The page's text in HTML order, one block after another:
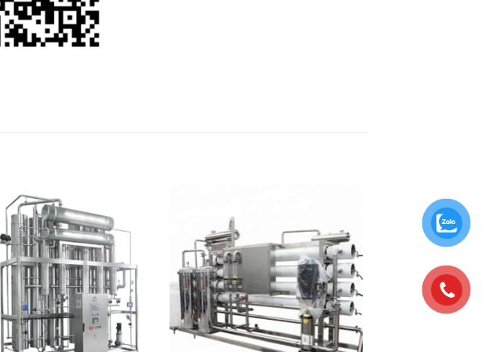
Add to
wishlist
Add to
wishlist